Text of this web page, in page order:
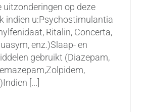
uitzonderingen op deze
indien u:Psychostimulantia
Ritalin, Concerta,
enz.)Slaap- en
gebruikt (Diazepam,
[...]